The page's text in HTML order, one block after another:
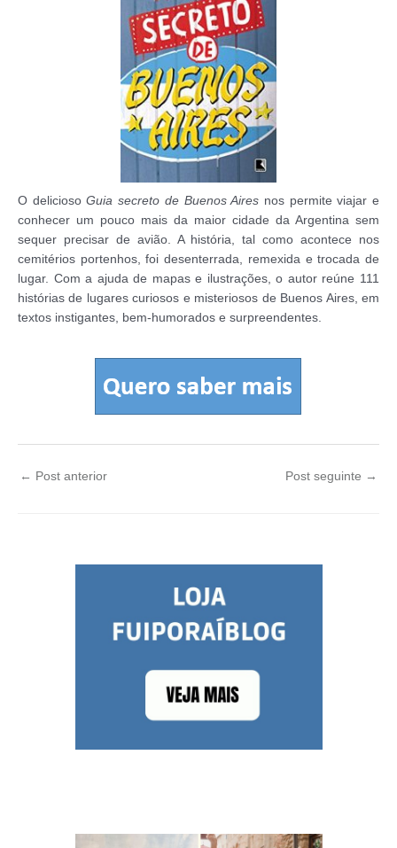
O deliciosoGuia secreto de Buenos Aires nos permite viajar e
conhecer um pouco mais da maior cidade da Argentina sem
sequer precisar de avião. A história, tal como acontece nos
cemitérios portenhos, foi desenterrada, remexida e trocada de
lugar. Com a ajuda de mapas e ilustrações, o autor reúne 111
histórias de lugares curiosos e misteriosos de Buenos Aires, em
textos instigantes, bem-humorados e surpreendentes.
← Post anterior Post seguinte →